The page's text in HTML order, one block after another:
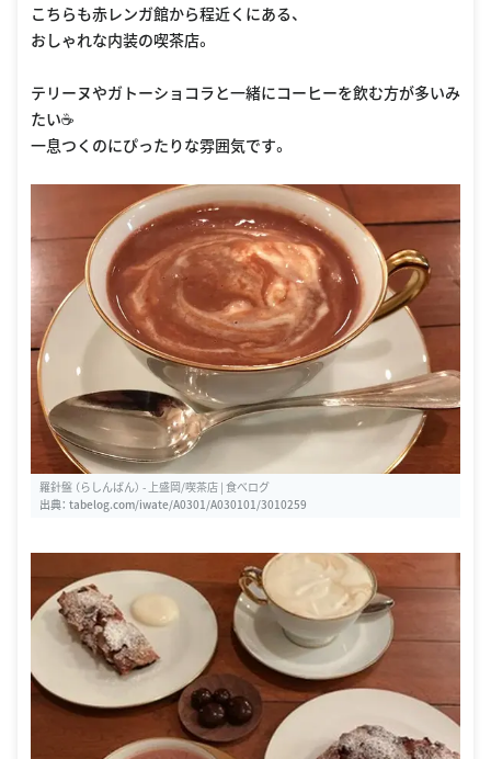
こちらも赤レンガ館から程近くにある、
おしゃれな内装の喫茶店。
テリーヌやガトーショコラと一緒にコーヒーを飲む方が多いみ
たい☕️
一息つくのにぴったりな雰囲気です。
羅針盤 （らしんばん） - 上盛岡/喫茶店 | 食べログ
出典： tabelog.com/iwate/A0301/A030101/3010259